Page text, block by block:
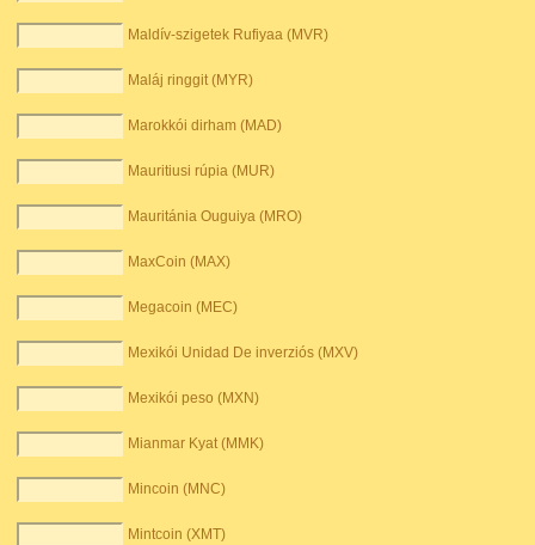
Maldív-szigetek Rufiyaa (MVR)
Maláj ringgit (MYR)
Marokkói dirham (MAD)
Mauritiusi rúpia (MUR)
Mauritánia Ouguiya (MRO)
MaxCoin (MAX)
Megacoin (MEC)
Mexikói Unidad De inverziós (MXV)
Mexikói peso (MXN)
Mianmar Kyat (MMK)
Mincoin (MNC)
Mintcoin (XMT)